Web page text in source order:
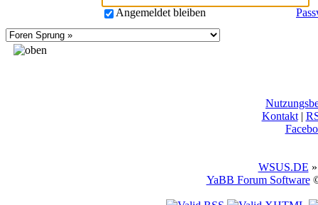
Angemeldet bleiben
Kontakt|
WSUS.DE
YaBB Forum Software©